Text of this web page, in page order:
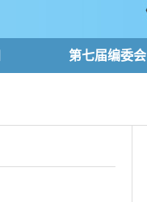
第七届编委会